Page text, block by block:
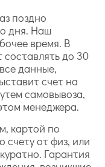
поздно
дня. Наш
время. В
до 30
данные,
счет на
самовывоза,
менеджера.
картой по
счету от физ, или
Гарантия